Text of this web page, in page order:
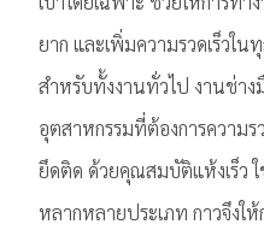
ยาก และเพิ่มความรวดเร็วใน
สำหรับทั้งงานทั่วไป งานช่า
อุตสาหกรรมที่ต้องการความร
ยึดติด ด้วยคุณสมบัติแห้งเร็ว
หลากหลายประเภท กาวจึง